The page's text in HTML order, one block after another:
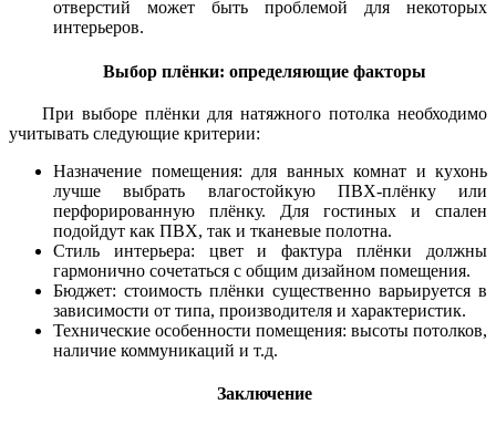
отверстий может быть проблемой для некоторых
интерьеров.
Выбор плёнки: определяющие факторы
При выборе плёнки для натяжного потолка необходимо
учитывать следующие критерии:
Назначение помещения: для ванных комнат и кухонь
лучше выбрать влагостойкую ПВХ-плёнку или
перфорированную плёнку. Для гостиных и спален
подойдут как ПВХ, так и тканевые полотна.
Стиль интерьера: цвет и фактура плёнки должны
гармонично сочетаться с общим дизайном помещения.
Бюджет: стоимость плёнки существенно варьируется в
зависимости от типа, производителя и характеристик.
Технические особенности помещения: высоты потолков,
наличие коммуникаций и т.д.
Заключение